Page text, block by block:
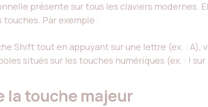
présente sur tous les claviers modernes.
Par exemple :
Shift tout en appuyant sur une lettre (ex. : A),
situés sur les touches numériques (ex. : !
touche majeur